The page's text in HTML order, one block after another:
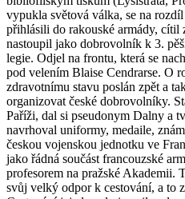
vypukla světová válka, se na
přihlásili do rakouské armády, cítil
nastoupil jako dobrovolník k 3.
legie. Odjel na frontu, která se
pod velením Blaise Cendrarse. O
zdravotnímu stavu poslán zpět a
organizovat české dobrovolníky.
Paříži, dal si pseudonym Dalny a
navrhoval uniformy, medaile,
českou vojenskou jednotku ve
jako řádná součást francouzské
profesorem na pražské Akademii.
svůj velký odpor k cestování, a to